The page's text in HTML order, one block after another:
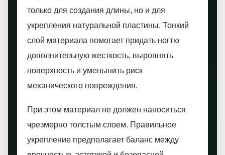
только для создания длины, но и для
укрепления натуральной пластины. Тонкий
слой материала помогает придать ногтю
дополнительную жесткость, выровнять
поверхность и уменьшить риск
механического повреждения.
При этом материал не должен наноситься
чрезмерно толстым слоем. Правильное
укрепление предполагает баланс между